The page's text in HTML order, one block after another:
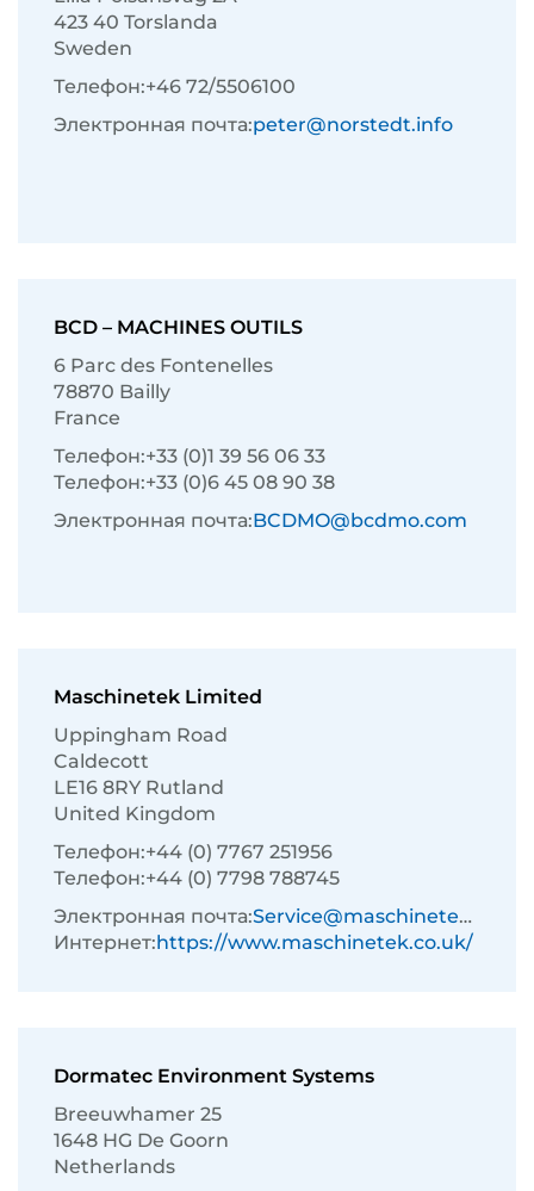
423 40 Torslanda
Sweden
Телефон:+46 72/5506100
Электронная почта:peter@norstedt.info
BCD – MACHINES OUTILS
6 Parc des Fontenelles
78870 Bailly
France
Телефон:+33 (0)1 39 56 06 33
Телефон:+33 (0)6 45 08 90 38
Электронная почта:BCDMO@bcdmo.com
Maschinetek Limited
Uppingham Road
Caldecott
LE16 8RY Rutland
United Kingdom
Телефон:+44 (0) 7767 251956
Телефон:+44 (0) 7798 788745
Электронная почта:Service@maschinetek.co.uk
Интернет:https://www.maschinetek.co.uk/
Dormatec Environment Systems
Breeuwhamer 25
1648 HG De Goorn
Netherlands